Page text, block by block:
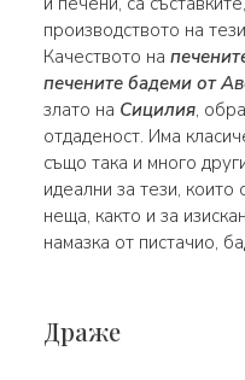
производството на
Качеството на
печените бадеми от
злато на Сицилия,
отдаденост. Има
също така и много
идеални за тези,
неща, както и за
намазка от пистачио,
Драже